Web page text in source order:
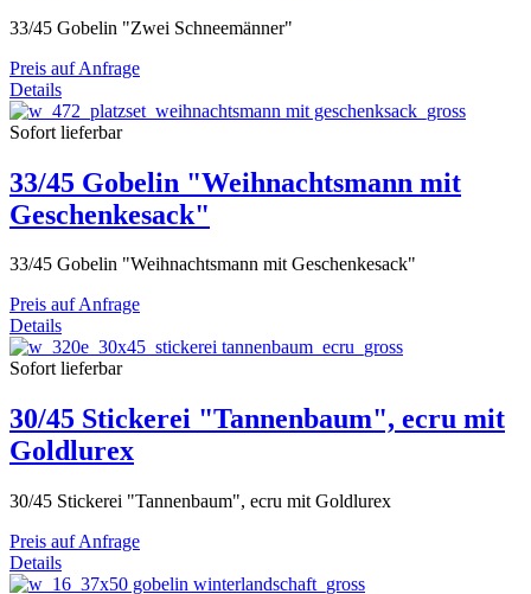
33/45 Gobelin "Zwei Schneemänner"
Preis auf Anfrage
Details
Sofort lieferbar
33/45 Gobelin "Weihnachtsmann mit
Geschenkesack"
33/45 Gobelin "Weihnachtsmann mit Geschenkesack"
Preis auf Anfrage
Details
Sofort lieferbar
30/45 Stickerei "Tannenbaum", ecru mit
Goldlurex
30/45 Stickerei "Tannenbaum", ecru mit Goldlurex
Preis auf Anfrage
Details